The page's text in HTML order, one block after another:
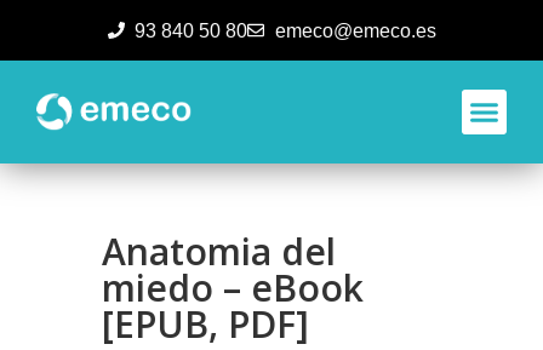
93 840 50 80 emeco@emeco.es
Anatomia del
miedo – eBook
[EPUB, PDF]